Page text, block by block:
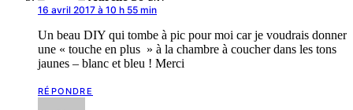
16 avril 2017 à 10 h 55 min
Un beau DIY qui tombe à pic pour moi car je voudrais donner
une « touche en plus » à la chambre à coucher dans les tons
jaunes – blanc et bleu ! Merci
RÉPONDRE